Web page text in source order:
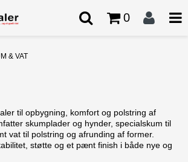
0
& VAT
til opbygning, komfort og polstring af
skumplader og hynder, specialskum til
vat til polstring og afrunding af former.
støtte og et pænt finish i både nye og